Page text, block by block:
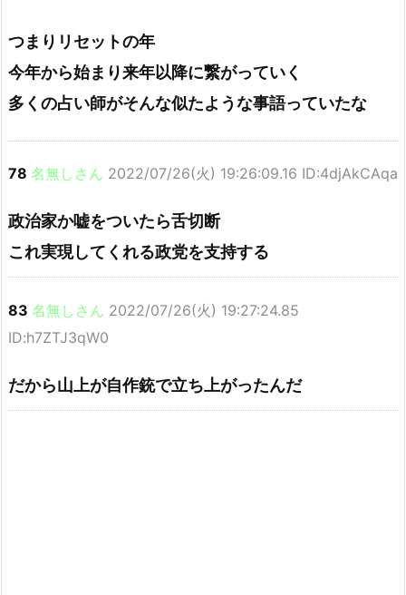
つまりリセットの年
今年から始まり来年以降に繋がっていく
多くの占い師がそんな似たような事語っていたな
78 名無しさん 2022/07/26(火) 19:26:09.16 ID:4djAkCAqa
政治家か嘘をついたら舌切断
これ実現してくれる政党を支持する
83 名無しさん 2022/07/26(火) 19:27:24.85
ID:h7ZTJ3qW0
だから山上が自作銃で立ち上がったんだ